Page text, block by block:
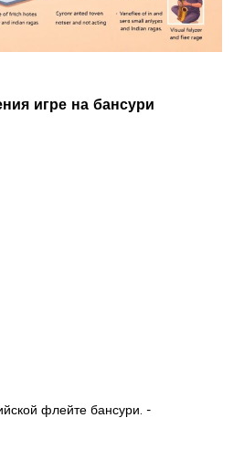
игре на бансури